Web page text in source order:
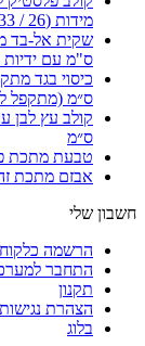
מידות (26 / 33 / 43 ס״מ)
ס"מ עם ידיות
ס״מ (מתקפל ל-
ס״מ
טבעת מתכת
אבזם מתכת
חשבון שלי
הרשמה
התחבר
תקנון
הצהרת נגישות
בלוג